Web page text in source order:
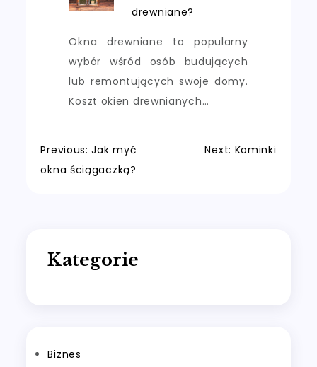
drewniane?
Okna drewniane to popularny
wybór wśród osób budujących
lub remontujących swoje domy.
Koszt okien drewnianych…
Nawigacja
Previous: Jak myć
okna ściągaczką?
Next: Kominki
Kategorie
Biznes